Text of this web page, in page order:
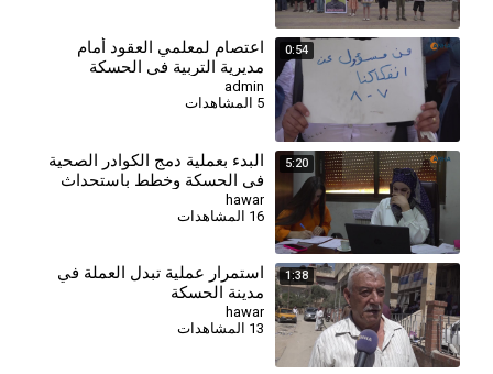
0:54
اعتصام لمعلمي العقود أمام
مديرية التربية في الحسكة
للمطالبة بالتثبيت وصرف
مستحقاتهم
admin
5 المشاهدات
5:20
البدء بعملية دمج الكوادر الصحية
في الحسكة وخطط باستحداث
مراكز جديدة
hawar
16 المشاهدات
1:38
استمرار عملية تبدل العملة في
مدينة الحسكة
hawar
13 المشاهدات